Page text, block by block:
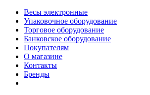
Весы электронные
Упаковочное оборудование
Торговое оборудование
Банковское оборудование
Покупателям
О магазине
Контакты
Бренды